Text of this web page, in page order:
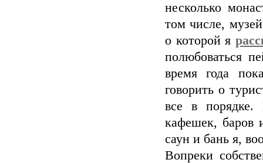
несколько
том числе,
о которой я
полюбоваться
время года
говорить о
все в порядке.
кафешек, баров
саун и бань я,
Вопреки